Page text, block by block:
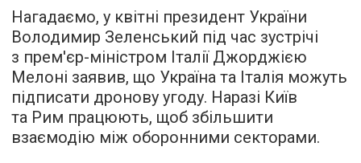
Нагадаємо, у квітні президент України
Володимир Зеленський під час зустрічі
з прем'єр-міністром Італії Джорджією
Мелоні заявив, що Україна та Італія можуть
підписати дронову угоду. Наразі Київ
та Рим працюють, щоб збільшити
взаємодію між оборонними секторами.